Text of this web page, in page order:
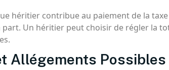
héritier contribue au paiement de la
Un héritier peut choisir de régler la
Allégements Possibles